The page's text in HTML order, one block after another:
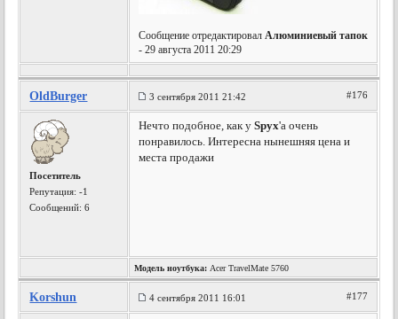
Сообщение отредактировалАлюминиевый тапок
- 29 августа 2011 20:29
OldBurger 3 сентября 2011 21:42 #176
Посетитель
Репутация:-1
Сообщений: 6
Нечто подобное, как уSpyx'а очень
понравилось. Интересна нынешняя цена и
места продажи
Модель ноутбука: Acer TravelMate 5760
Korshun 4 сентября 2011 16:01 #177